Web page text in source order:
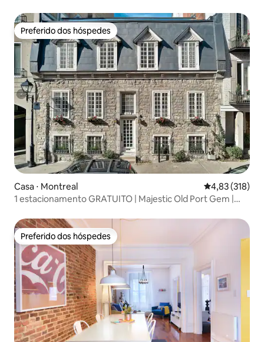
Preferido dos hóspedes
Preferido dos hóspedes
Casa ⋅ Montreal 4,83 de uma
4,83 (318)
1 estacionamento GRATUITO | Majestic Old Port Gem |
Preferido dos hóspedes
Preferido dos hóspedes